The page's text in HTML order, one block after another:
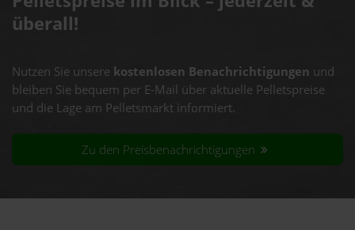
überall!
Nutzen Sie unsere kostenlosen Benachrichtigungen und
bleiben Sie bequem per E-Mail über aktuelle Pelletspreise
und die Lage am Pelletsmarkt informiert.
Zu den Preisbenachrichtigungen